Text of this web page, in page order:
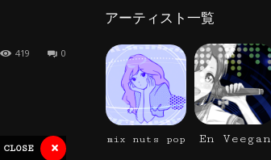
0
419
CLOSE ×
アーティスト一覧
mix nuts pop En Veegan